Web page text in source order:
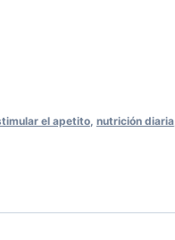
el apetito, nutrición diaria,